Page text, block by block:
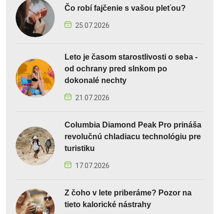
Čo robí fajčenie s vašou pleťou?
25.07.2026
Leto je časom starostlivosti o seba -
od ochrany pred slnkom po
dokonalé nechty
21.07.2026
Columbia Diamond Peak Pro prináša
revolučnú chladiacu technológiu pre
turistiku
17.07.2026
Z čoho v lete priberáme? Pozor na
tieto kalorické nástrahy